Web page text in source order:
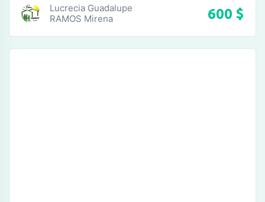
Lucrecia Guadalupe
RAMOS Mirena
600 $